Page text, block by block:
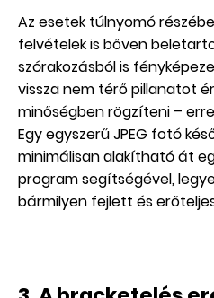
Az esetek túlnyomó
felvételek is bőven
szórakozásból is
vissza nem térő pillanatot
minőségben rögzíteni –
Egy egyszerű JPEG fotó
minimálisan alakítható át
program segítségével,
bármilyen fejlett és